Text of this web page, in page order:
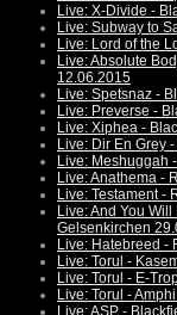
Live: X-Divide -
Live: Subway to
Live: Lord of the
Live: Absolute
12.06.2015
Live: Spetsnaz -
Live: Preverse -
Live: Xiphea -
Live: Dir En Grey
Live: Meshuggah
Live: Anathema -
Live: Testament -
Live: And You
Gelsenkirchen
Live: Hatebreed -
Live: Torul -
Live: Torul - E-
Live: Torul -